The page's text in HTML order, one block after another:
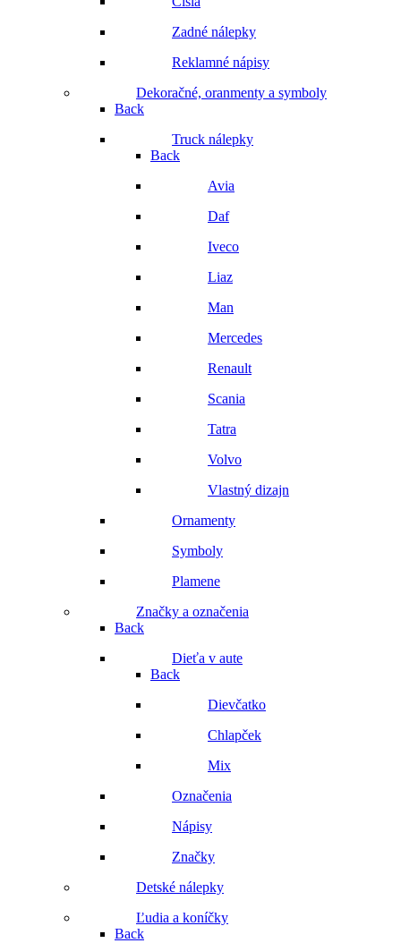
Zadné nálepky
Reklamné nápisy
Dekoračné, oranmenty a symboly
Back
Truck nálepky
Back
Avia
Daf
Iveco
Liaz
Man
Mercedes
Renault
Scania
Tatra
Volvo
Vlastný dizajn
Ornamenty
Symboly
Plamene
Značky a označenia
Back
Dieťa v aute
Back
Dievčatko
Chlapček
Mix
Označenia
Nápisy
Značky
Detské nálepky
Ľudia a koníčky
Back